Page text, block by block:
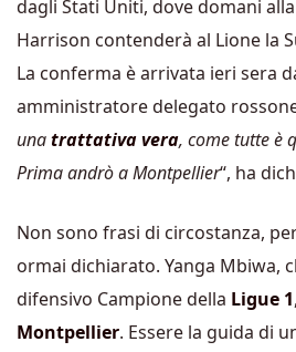
dagli Stati Uniti, dove domani
Harrison contenderà al Lione la
La conferma è arrivata ieri sera
amministratore delegato
unatrattativa vera, come tutte è
Prima andrò a Montpellier“, ha
Non sono frasi di circostanza,
ormai dichiarato. Yanga Mbiwa,
difensivo Campione della Ligue 1
Montpellier. Essere la guida di